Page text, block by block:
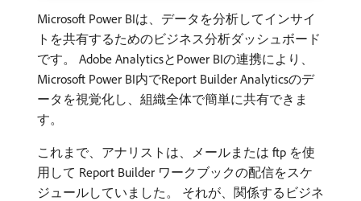
Microsoft Power BIは、データを分析してインサイ
トを共有するためのビジネス分析ダッシュボード
です。 Adobe AnalyticsとPower BIの連携により、
Microsoft Power BI内でReport Builder Analyticsのデ
ータを視覚化し、組織全体で簡単に共有できま
す。
これまで、アナリストは、メールまたは ftp を使
用して Report Builder ワークブックの配信をスケ
ジュールしていました。 それが、関係するビジネ